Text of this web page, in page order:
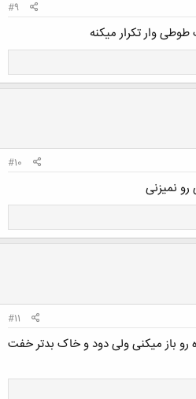
#9
وار تکرار میکنه
#10
نمیزنی
#11
رو باز میکنی ولی دود و خاک بدتر خفت